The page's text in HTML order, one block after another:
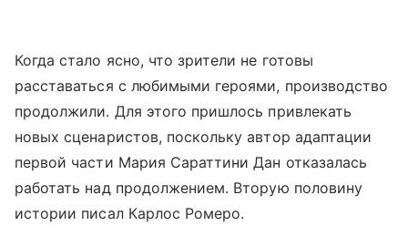
Когда стало ясно, что зрители не готовы
расставаться с любимыми героями, производство
продолжили. Для этого пришлось привлекать
новых сценаристов, поскольку автор адаптации
первой части Мария Сараттини Дан отказалась
работать над продолжением. Вторую половину
истории писал Карлос Ромеро.